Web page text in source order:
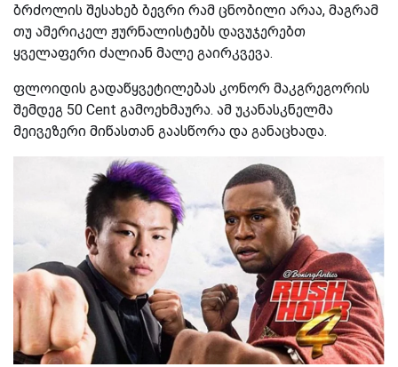
ბრძოლის შესახებ ბევრი რამ ცნობილი არაა, მაგრამ
თუ ამერიკელ ჟურნალისტებს დავუჯერებთ
ყველაფერი ძალიან მალე გაირკვევა.
ფლოიდის გადაწყვეტილებას კონორ მაკგრეგორის
შემდეგ 50 Cent გამოეხმაურა. ამ უკანასკნელმა
მეივეზერი მიწასთან გაასწორა და განაცხადა.